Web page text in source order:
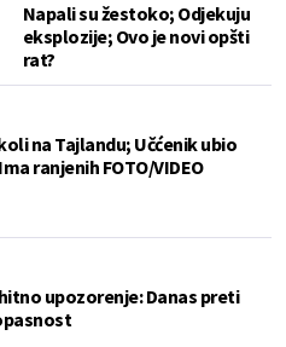
Napali su žestoko; Odjekuju
eksplozije; Ovo je novi opšti
rat?
na Tajlandu; Učćenik ubio
ranjenih FOTO/VIDEO
upozorenje: Danas preti